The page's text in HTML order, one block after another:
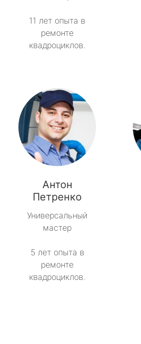
11 лет опыта в
ремонте
квадроциклов.
Антон
Петренко
Универсальный
мастер
5 лет опыта в
ремонте
квадроциклов.